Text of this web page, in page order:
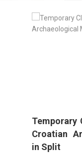
Temporary
Croatian
in Split